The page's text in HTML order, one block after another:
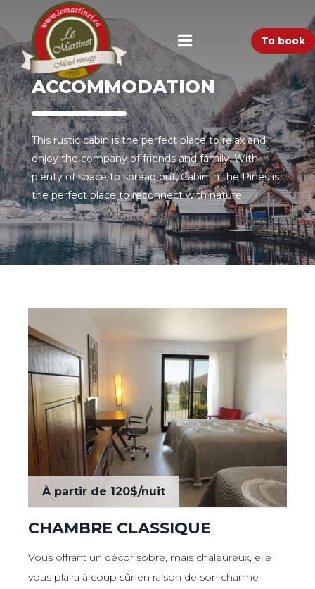
To book
ACCOMMODATION
This rustic cabin is the perfect place to relax and
enjoy the company of friends and family. With
plenty of space to spread out, Cabin in the Pines is
the perfect place to reconnect with nature.
À partir de 120$/nuit
CHAMBRE CLASSIQUE
Vous offrant un décor sobre, mais chaleureux, elle
vous plaira à coup sûr en raison de son charme